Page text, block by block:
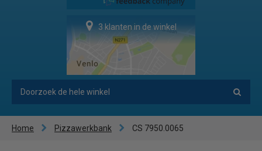
3 klanten in de winkel
Home Pizzawerkbank CS 7950.0065